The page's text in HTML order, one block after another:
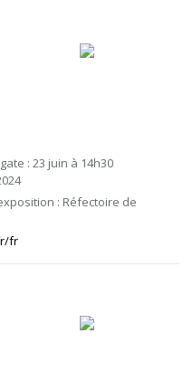
: 23 juin à 14h30
: Réfectoire de
fr